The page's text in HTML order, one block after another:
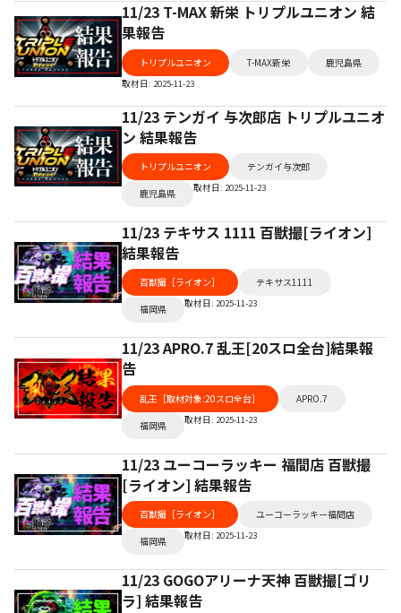
11/23 T-MAX 新栄 トリプルユニオン 結
果報告
トリプルユニオン T-MAX新栄 鹿児島県
取材日: 2025-11-23
11/23 テンガイ 与次郎店 トリプルユニオ
ン 結果報告
トリプルユニオン
テンガイ与次郎
鹿児島県
取材日: 2025-11-23
11/23 テキサス 1111 百獣撮[ライオン]
結果報告
百獣撮［ライオン］
テキサス1111
福岡県
取材日: 2025-11-23
11/23 APRO.7 乱王[20スロ全台]結果報
告
乱王［取材対象:20スロ全台］
APRO.7
福岡県
取材日: 2025-11-23
11/23 ユーコーラッキー 福間店 百獣撮
[ライオン] 結果報告
百獣撮［ライオン］
ユーコーラッキー福間店
福岡県
取材日: 2025-11-23
11/23 GOGOアリーナ天神 百獣撮[ゴリ
ラ] 結果報告